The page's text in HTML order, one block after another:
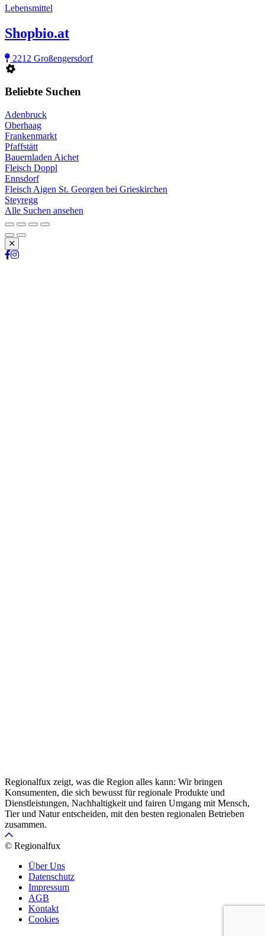
Lebensmittel
Shopbio.at
2212 Großengersdorf
Beliebte Suchen
Adenbruck
Oberhaag
Frankenmarkt
Pfaffstätt
Bauernladen Aichet
Fleisch Doppl
Ennsdorf
Fleisch Aigen St. Georgen bei Grieskirchen
Steyregg
Alle Suchen ansehen
Schließen
Regionalfux zeigt, was die Region alles kann: Wir bringen
Konsumenten, die sich bewusst für regionale Produkte und
Dienstleistungen, Nachhaltigkeit und fairen Umgang mit Mensch,
Tier und Natur entscheiden, mit den besten regionalen Betrieben
zusammen.
© Regionalfux
Über Uns
Datenschutz
Impressum
AGB
Kontakt
Cookies